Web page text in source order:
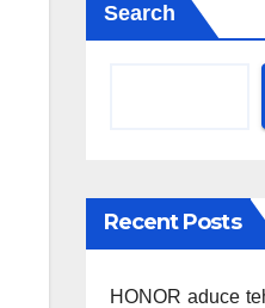
Search
Recent Posts
HONOR aduce